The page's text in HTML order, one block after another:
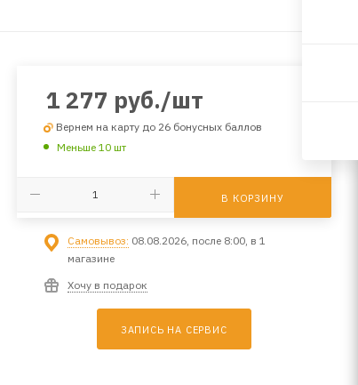
1 277 руб./шт
Вернем на карту до 26 бонусных баллов
Меньше 10 шт
В КОРЗИНУ
Самовывоз: 08.08.2026, после 8:00, в 1
магазине
Хочу в подарок
ЗАПИСЬ НА СЕРВИС